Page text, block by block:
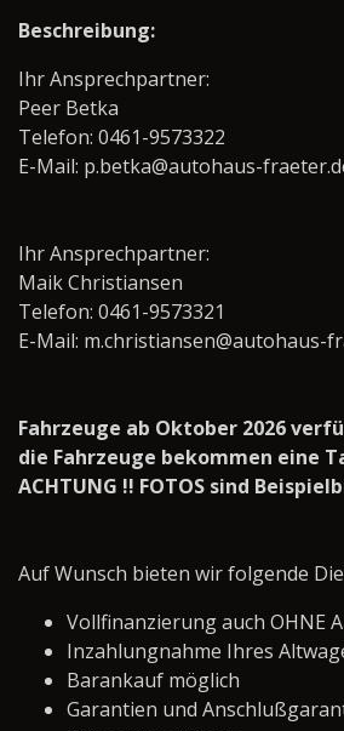
Beschreibung:
Ihr Ansprechpartner:
Peer Betka
Telefon: 0461-9573322
E-Mail: p.betka@autohaus-
Ihr Ansprechpartner:
Maik Christiansen
Telefon: 0461-9573321
E-Mail: m.christiansen@autohaus-
Fahrzeuge ab Oktober 2026
die Fahrzeuge bekommen eine
ACHTUNG !! FOTOS sind
Auf Wunsch bieten wir folgende
Vollfinanzierung auch OHNE
Inzahlungnahme Ihres
Barankauf möglich
Garantien und